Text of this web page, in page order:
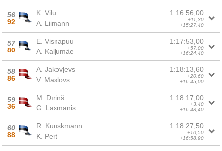
56
92
K. Vilu
A. Liimann
1:16:56,00
+11,30
+15:27,40
57
80
E. Visnapuu
A. Kaljumäe
1:17:53,00
+57,00
+16:24,40
58
86
A. Jakovļevs
V. Maslovs
1:18:13,60
+20,60
+16:45,00
59
36
M. Dīriņš
G. Lasmanis
1:18:17,00
+3,40
+16:48,40
60
88
R. Kuuskmann
K. Pert
1:18:27,50
+10,50
+16:58,90